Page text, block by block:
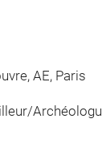
AE, Paris